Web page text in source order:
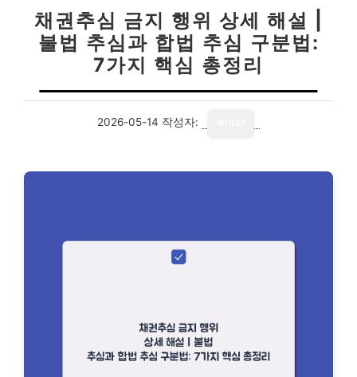
채권추심 금지 행위 상세 해설 |
불법 추심과 합법 추심 구분법:
7가지 핵심 총정리
2026-05-14 작성자: